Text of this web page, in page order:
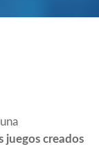
juegos creados